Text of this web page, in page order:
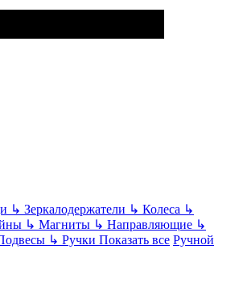
↳ Зеркалодержатели ↳ Колеса ↳
↳ Магниты ↳ Направляющие ↳
↳ Ручки Показать все Ручной